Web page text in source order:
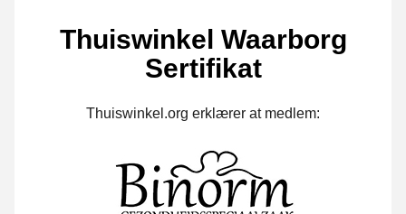
Thuiswinkel Waarborg
Sertifikat
Thuiswinkel.org erklærer at medlem: